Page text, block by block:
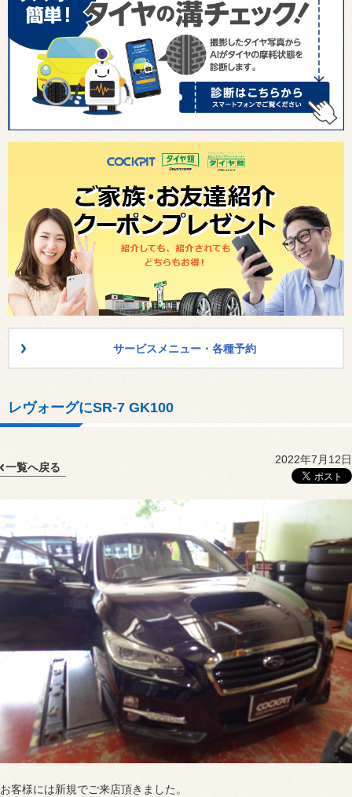
サービスメニュー・各種予約
レヴォーグにSR-7 GK100
一覧へ戻る
2022年7月12日
お客様には新規でご来店頂きました。